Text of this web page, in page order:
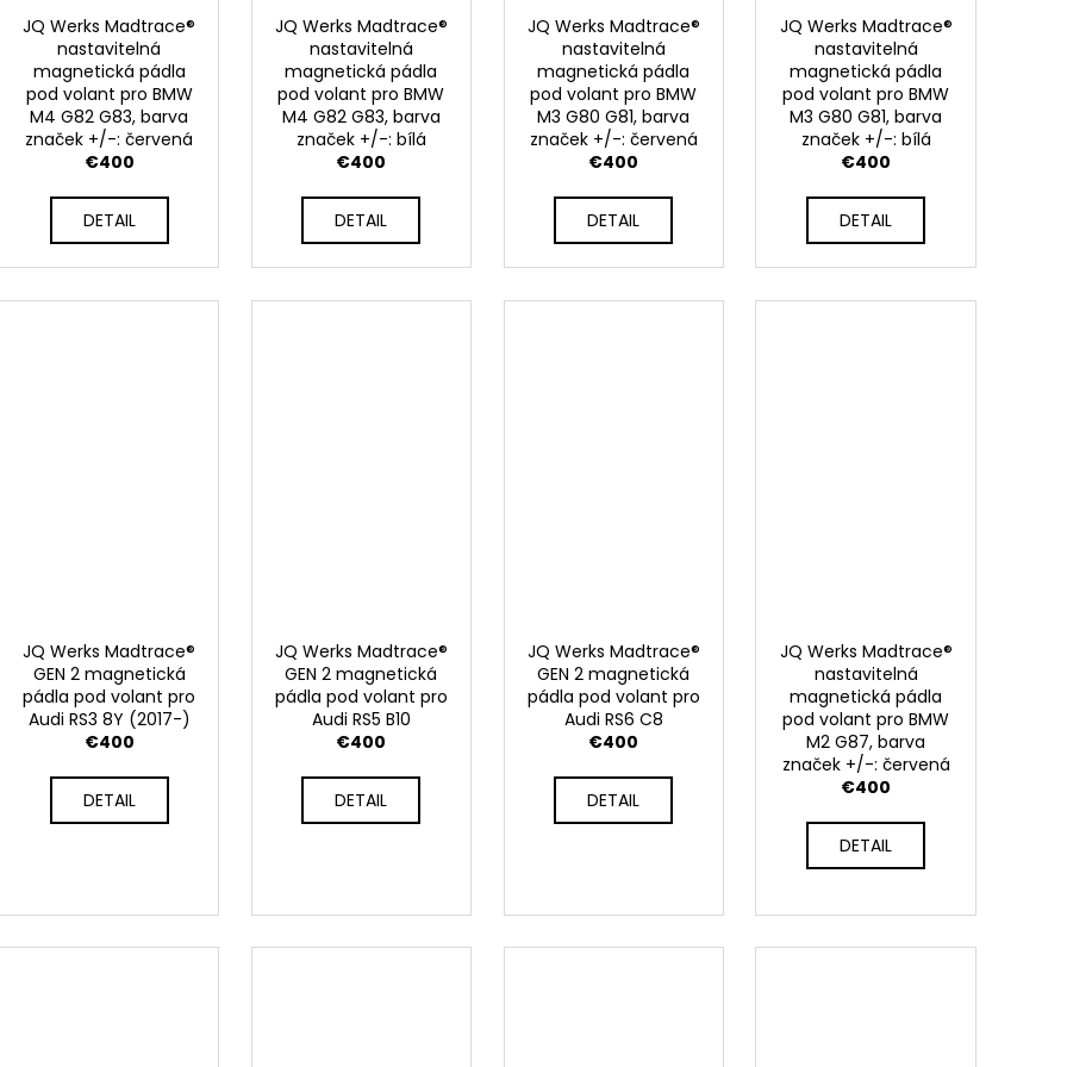
JQ Werks Madtrace®
nastavitelná
magnetická pádla
pod volant pro BMW
M4 G82 G83, barva
značek +/-: červená
€400
DETAIL
JQ Werks Madtrace®
nastavitelná
magnetická pádla
pod volant pro BMW
M4 G82 G83, barva
značek +/-: bílá
€400
DETAIL
JQ Werks Madtrace®
nastavitelná
magnetická pádla
pod volant pro BMW
M3 G80 G81, barva
značek +/-: červená
€400
DETAIL
JQ Werks Madtrace®
nastavitelná
magnetická pádla
pod volant pro BMW
M3 G80 G81, barva
značek +/-: bílá
€400
DETAIL
JQ Werks Madtrace®
GEN 2 magnetická
pádla pod volant pro
Audi RS3 8Y (2017-)
€400
DETAIL
JQ Werks Madtrace®
GEN 2 magnetická
pádla pod volant pro
Audi RS5 B10
€400
DETAIL
JQ Werks Madtrace®
GEN 2 magnetická
pádla pod volant pro
Audi RS6 C8
€400
DETAIL
JQ Werks Madtrace®
nastavitelná
magnetická pádla
pod volant pro BMW
M2 G87, barva
značek +/-: červená
€400
DETAIL